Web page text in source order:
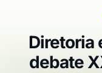
Diretoria
debate